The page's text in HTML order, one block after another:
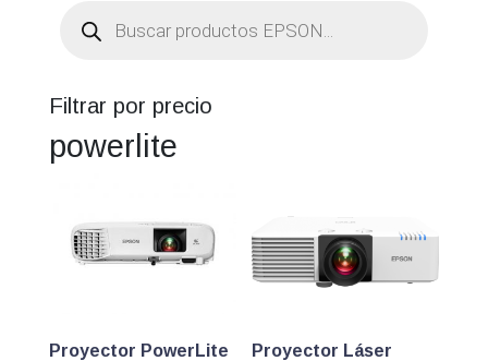
productos
Filtrar por precio
powerlite
Proyector PowerLite
Proyector Láser